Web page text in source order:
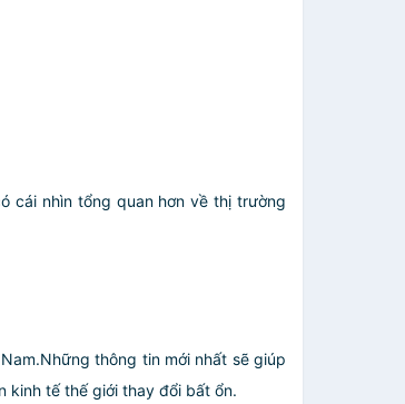
cái nhìn tổng quan hơn về thị trường
thông tin mới nhất sẽ giúp
kinh tế thế giới thay đổi bất ổn.